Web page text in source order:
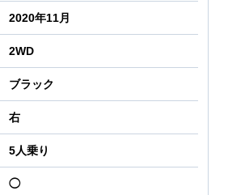
2020年11月
2WD
ブラック
右
5人乗り
◯